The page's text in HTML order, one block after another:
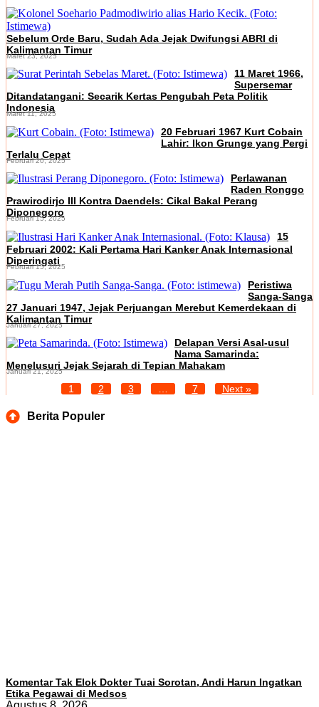
Sebelum Orde Baru, Sudah Ada Jejak Dwifungsi ABRI di
Kalimantan Timur
Maret 23, 2025
11 Maret 1966,
Supersemar
Ditandatangani: Secarik Kertas Pengubah Peta Politik
Indonesia
Maret 11, 2025
20 Februari 1967 Kurt Cobain
Lahir: Ikon Grunge yang Pergi
Terlalu Cepat
Februari 20, 2025
Perlawanan
Raden Ronggo
Prawirodirjo III Kontra Daendels: Cikal Bakal Perang
Diponegoro
Februari 15, 2025
15
Februari 2002: Kali Pertama Hari Kanker Anak Internasional
Diperingati
Februari 15, 2025
Peristiwa
Sanga-Sanga
27 Januari 1947, Jejak Perjuangan Merebut Kemerdekaan di
Kalimantan Timur
Januari 27, 2025
Delapan Versi Asal-usul
Nama Samarinda:
Menelusuri Jejak Sejarah di Tepian Mahakam
Januari 21, 2025
1 2 3 … 7 Next »
Berita Populer
Komentar Tak Elok Dokter Tuai Sorotan, Andi Harun Ingatkan
Etika Pegawai di Medsos